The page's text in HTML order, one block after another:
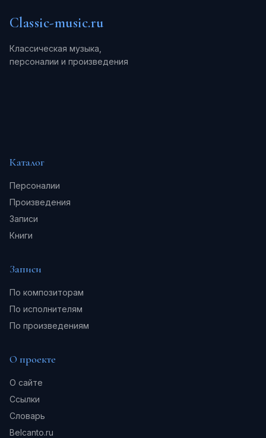
Classic-music.ru
Классическая музыка,
персоналии и произведения
Каталог
Персоналии
Произведения
Записи
Книги
Записи
По композиторам
По исполнителям
По произведениям
О проекте
О сайте
Ссылки
Словарь
Belcanto.ru